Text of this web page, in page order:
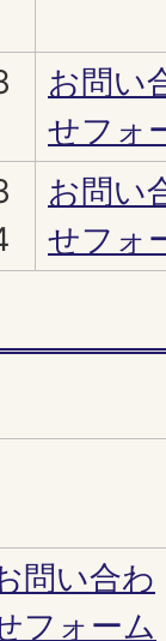
お問い
せフォ
お問い
せフォ
問い合わ
フォーム